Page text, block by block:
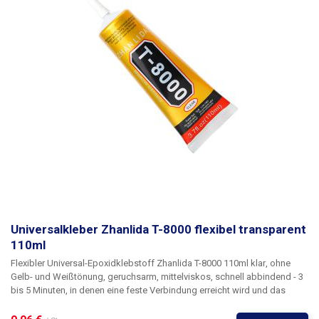
Universalkleber Zhanlida T-8000 flexibel transparent
110ml
Flexibler Universal-Epoxidklebstoff Zhanlida T-8000 110ml klar, ohne
Gelb- und Weißtönung, geruchsarm, mittelviskos, schnell abbindend - 3
bis 5 Minuten, in denen eine feste Verbindung erreicht wird und das